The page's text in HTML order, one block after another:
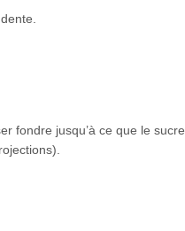
fondre jusqu’à ce que le sucre